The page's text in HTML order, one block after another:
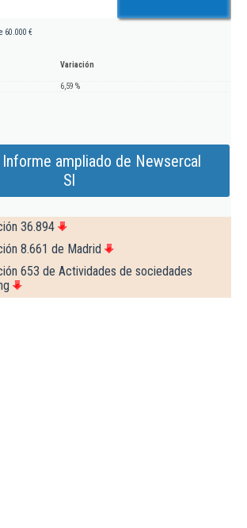
60.000 €
Variación
6,59 %
ampliado de Newsercal
Sl
36.894
8.661 de Madrid
653 de Actividades de sociedades